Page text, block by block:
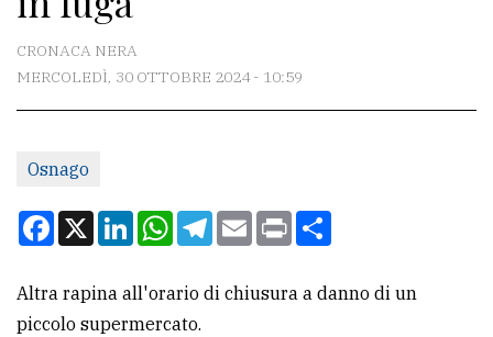
CONTATTI
Scrivici
Per
la
pubblicità
CRONACA NERA
MERCOLEDÌ, 30 OTTOBRE 2024 - 10:59
Osnago
Facebook
X LinkedInWhatsApp
Telegram
EmailPrint
Altra rapina all'orario di chiusura a danno di un
piccolo supermercato.